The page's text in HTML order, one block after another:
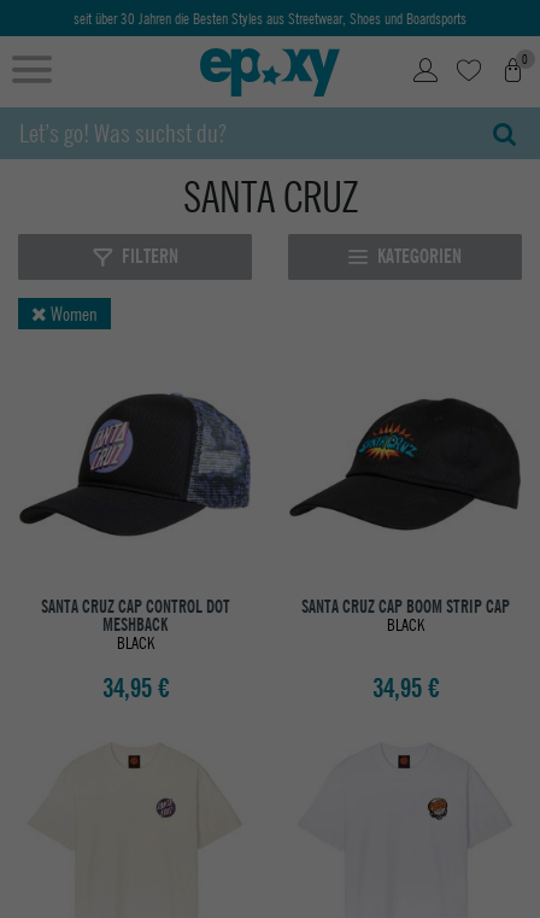
0
SANTA CRUZ
FILTERN KATEGORIEN
Women
SANTA CRUZ CAP CONTROL DOT
MESHBACK
BLACK
34,95 €
SANTA CRUZ CAP BOOM STRIP CAP
BLACK
34,95 €